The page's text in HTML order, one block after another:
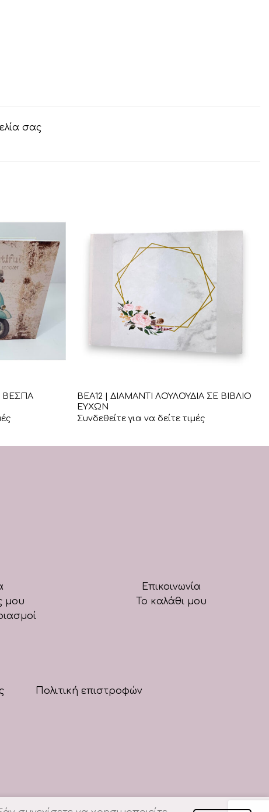
σας
ΒΕΣΠΑ
ΒΕΑ12 | ΔΙΑΜΑΝΤΙ ΛΟΥΛΟΥΔΙΑ ΣΕ ΒΙΒΛΙΟ
ΕΥΧΩΝ
Συνδεθείτε για να δείτε τιμές
μου
Επικοινωνία
Το καλάθι μου
Πολιτική επιστροφών